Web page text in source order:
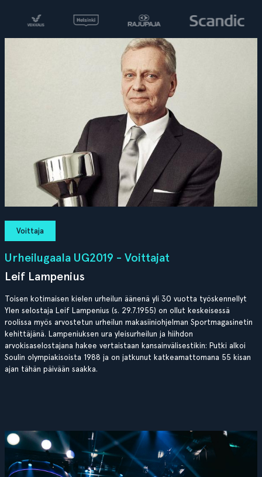
Voittaja
Urheilugaala UG2019 - Voittajat
Leif Lampenius
Toisen kotimaisen kielen urheilun äänenä yli 30 vuotta työskennellyt
Ylen selostaja Leif Lampenius (s. 29.7.1955) on ollut keskeisessä
roolissa myös arvostetun urheilun makasiiniohjelman Sportmagasinetin
kehittäjänä. Lampeniuksen ura yleisurheilun ja hiihdon
arvokisaselostajana hakee vertaistaan kansainvälisestikin: Putki alkoi
Soulin olympiakisoista 1988 ja on jatkunut katkeamattomana 55 kisan
ajan tähän päivään saakka.